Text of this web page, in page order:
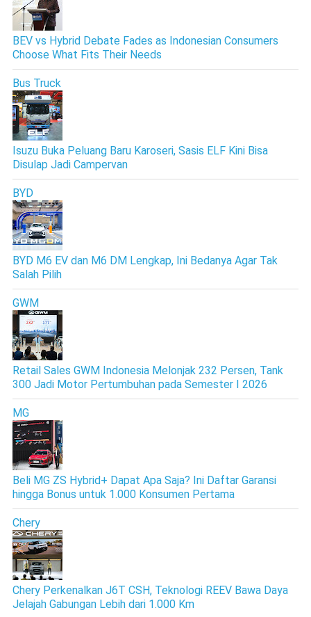
BEV vs Hybrid Debate Fades as Indonesian Consumers
Choose What Fits Their Needs
Bus Truck
Isuzu Buka Peluang Baru Karoseri, Sasis ELF Kini Bisa
Disulap Jadi Campervan
BYD
BYD M6 EV dan M6 DM Lengkap, Ini Bedanya Agar Tak
Salah Pilih
GWM
Retail Sales GWM Indonesia Melonjak 232 Persen, Tank
300 Jadi Motor Pertumbuhan pada Semester I 2026
MG
Beli MG ZS Hybrid+ Dapat Apa Saja? Ini Daftar Garansi
hingga Bonus untuk 1.000 Konsumen Pertama
Chery
Chery Perkenalkan J6T CSH, Teknologi REEV Bawa Daya
Jelajah Gabungan Lebih dari 1.000 Km